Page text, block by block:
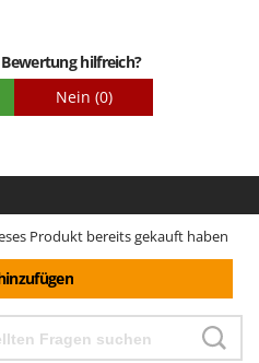
hilfreich?
Nein (0)
Produkt bereits gekauft haben